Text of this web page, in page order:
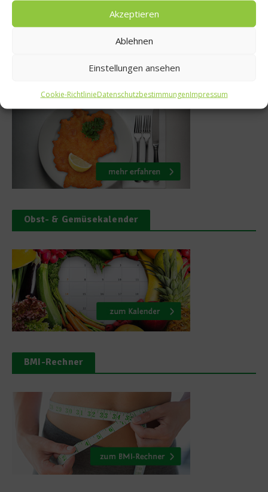
Akzeptieren
Ablehnen
Einstellungen ansehen
Cookie-RichtlinieDatenschutzbestimmungenImpressum
Obst- & Gemüsekalender
BMI-Rechner